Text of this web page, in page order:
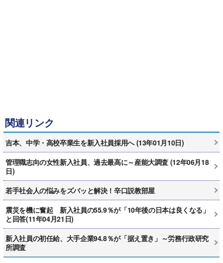
関連リンク
吉本、中学・高校卒業生を新入社員採用へ (13年01月10日)
管理職志向の女性新入社員、過去最高に～産能大調査 (12年06月18
日)
若手社会人の悩みをズバッと解決！辛口説教部屋
震災を機に奮起 新入社員の55.9％が「10年後の日本は良くなる」
と回答(11年04月21日)
新入社員の初任給、大手企業94.8％が「据え置き」～労務行政研究
所調査